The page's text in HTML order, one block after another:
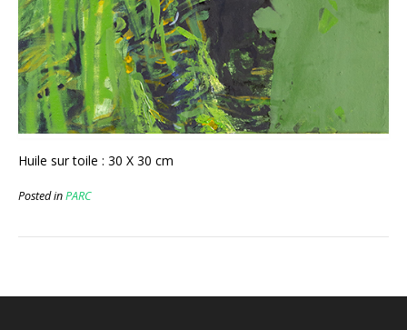
Huile sur toile : 30 X 30 cm
Posted inPARC